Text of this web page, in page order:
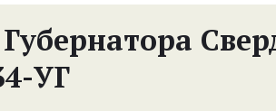
УГ